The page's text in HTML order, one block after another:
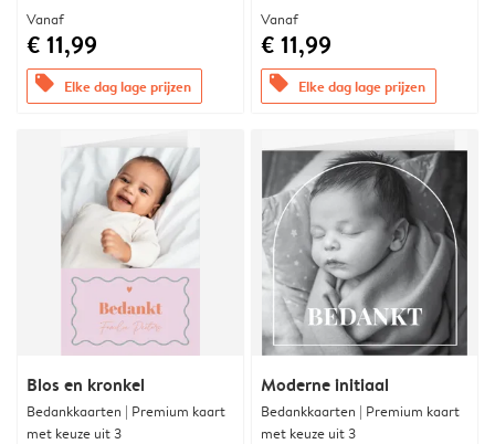
Vanaf
€ 11,99
offers Elke dag lage prijzen
Vanaf
€ 11,99
offers Elke dag lage prijzen
Blos en kronkel
Bedankkaarten | Premium kaart
met keuze uit 3
Moderne initiaal
Bedankkaarten | Premium kaart
met keuze uit 3